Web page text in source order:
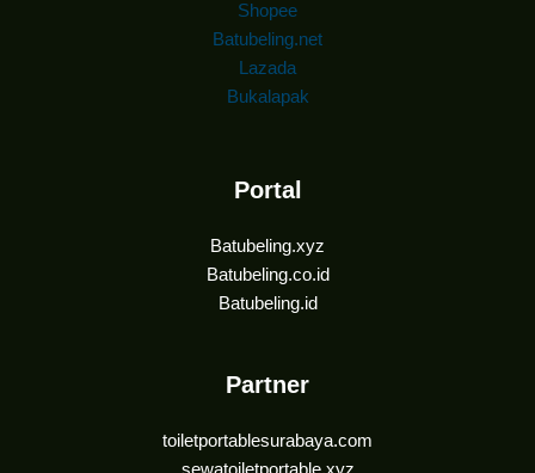
Shopee
Batubeling.net
Lazada
Bukalapak
Portal
Batubeling.xyz
Batubeling.co.id
Batubeling.id
Partner
toiletportablesurabaya.com